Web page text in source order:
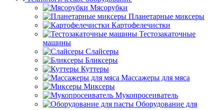
Мясорубки
Планетарные миксеры
Картофелечистки
Тестозакаточные
машины
Слайсеры
Бликсеры
Куттеры
Массажеры для мяса
Миксеры
Мукопросеиватель
Оборудование для